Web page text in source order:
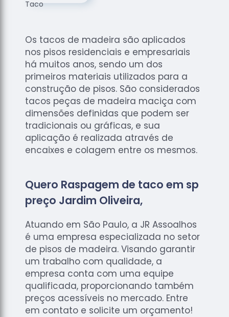
Raspagem
de Tacos
de
Madeiras
Raspagens
de Pisos
Tacos de
Madeiras
Os tacos de madeira são aplicados
nos pisos residenciais e empresariais
há muitos anos, sendo um dos
primeiros materiais utilizados para a
construção de pisos. São considerados
tacos peças de madeira maciça com
dimensões definidas que podem ser
tradicionais ou gráficas, e sua
aplicação é realizada através de
encaixes e colagem entre os mesmos.
Quero Raspagem de taco em sp
preço Jardim Oliveira,
Atuando em São Paulo, a JR Assoalhos
é uma empresa especializada no setor
de pisos de madeira. Visando garantir
um trabalho com qualidade, a
empresa conta com uma equipe
qualificada, proporcionando também
preços acessíveis no mercado. Entre
em contato e solicite um orçamento!